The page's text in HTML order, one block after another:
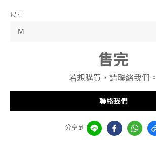
尺寸
售完
若想購買，請聯絡我們。
聯絡我們
分享到